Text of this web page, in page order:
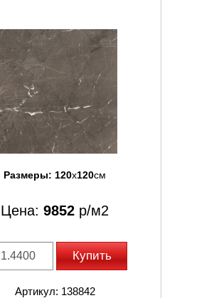
Размеры: 120x120см
Цена: 9852 р/м2
Купить
Артикул: 138842